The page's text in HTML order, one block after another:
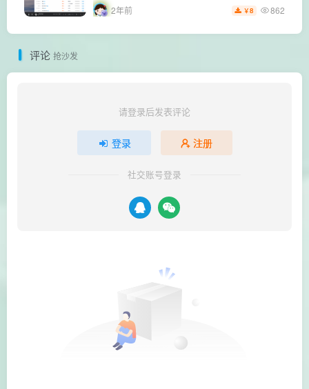
2年前 ￥8 862
评论 抢沙发
请登录后发表评论
登录 注册
社交账号登录